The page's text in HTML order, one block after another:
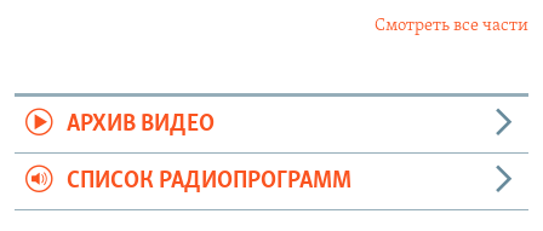
Смотреть все части
АРХИВ ВИДЕО
СПИСОК РАДИОПРОГРАММ